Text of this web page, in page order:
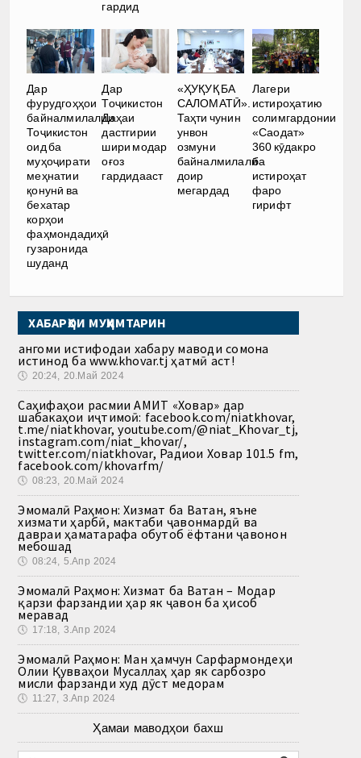
гардид
Дар
фурудгоҳҳои
байналмилалии
Тоҷикистон
оид ба
муҳоҷирати
меҳнатии
қонунӣ ва
бехатар
корҳои
фаҳмондадиҳӣ
гузаронида
шуданд
Дар
Тоҷикистон
Даҳаи
дастгирии
шири модар
оғоз
гардидааст
«ҲУҚУҚ БА
САЛОМАТӢ».
Таҳти чунин
унвон
озмуни
байналмилалӣ
доир
мегардад
Лагери
истироҳатию
солимгардонии
«Саодат»
360 кӯдакро
ба
истироҳат
фаро
гирифт
ХАБАРҲОИ МУҲИМТАРИН
Ҳангоми истифодаи хабару маводи сомона
истинод ба www.khovar.tj ҳатмӣ аст!
🕔 20:24, 20.Май 2024
Саҳифаҳои расмии АМИТ «Ховар» дар
шабакаҳои иҷтимоӣ: facebook.com/niatkhovar,
t.me/niatkhovar, youtube.com/@niat_Khovar_tj,
instagram.com/niat_khovar/,
twitter.com/niatkhovar, Радиои Ховар 101.5 fm,
facebook.com/khovarfm/
🕔 08:23, 20.Май 2024
Эмомалӣ Раҳмон: Хизмат ба Ватан, яъне
хизмати ҳарбӣ, мактаби ҷавонмардӣ ва
давраи ҳаматарафа обутоб ёфтани ҷавонон
мебошад
🕔 08:24, 5.Апр 2024
Эмомалӣ Раҳмон: Хизмат ба Ватан – Модар
қарзи фарзандии ҳар як ҷавон ба ҳисоб
меравад
🕔 17:18, 3.Апр 2024
Эмомалӣ Раҳмон: Ман ҳамчун Сарфармондеҳи
Олии Қувваҳои Мусаллаҳ ҳар як сарбозро
мисли фарзанди худ дӯст медорам
🕔 11:27, 3.Апр 2024
Ҳамаи маводҳои бахш